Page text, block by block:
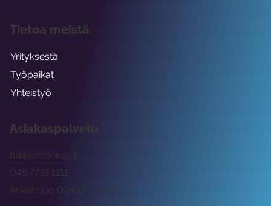
Asiakaspalvelu
tuki@rockway.fi
Arkisin klo 09:00 -15:00
045 7731 1111
Tietoa meistä
Yrityksestä
Työpaikat
Yhteistyö